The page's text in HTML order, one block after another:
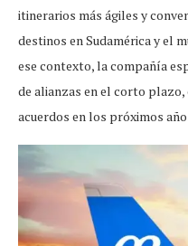
itinerarios más ágiles y
destinos en Sudamérica y el
ese contexto, la compañía
de alianzas en el corto
acuerdos en los próximos